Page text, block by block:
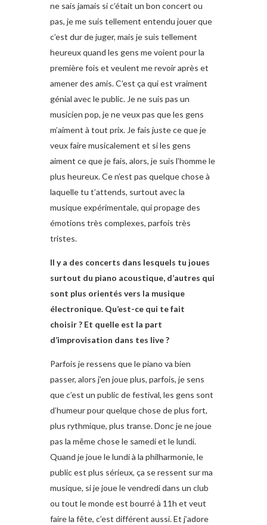
ne sais jamais si c’était un bon concert ou
pas, je me suis tellement entendu jouer que
c’est dur de juger, mais je suis tellement
heureux quand les gens me voient pour la
première fois et veulent me revoir après et
amener des amis. C’est ça qui est vraiment
génial avec le public. Je ne suis pas un
musicien pop, je ne veux pas que les gens
m’aiment à tout prix. Je fais juste ce que je
veux faire musicalement et si les gens
aiment ce que je fais, alors, je suis l’homme le
plus heureux. Ce n’est pas quelque chose à
laquelle tu t’attends, surtout avec la
musique expérimentale, qui propage des
émotions très complexes, parfois très
tristes.
Il y a des concerts dans lesquels tu joues
surtout du piano acoustique, d’autres qui
sont plus orientés vers la musique
électronique. Qu’est-ce qui te fait
choisir ? Et quelle est la part
d’improvisation dans tes live ?
Parfois je ressens que le piano va bien
passer, alors j’en joue plus, parfois, je sens
que c’est un public de festival, les gens sont
d’humeur pour quelque chose de plus fort,
plus rythmique, plus transe. Donc je ne joue
pas la même chose le samedi et le lundi.
Quand je joue le lundi à la philharmonie, le
public est plus sérieux, ça se ressent sur ma
musique, si je joue le vendredi dans un club
ou tout le monde est bourré à 11h et veut
faire la fête, c’est différent aussi. Et j’adore